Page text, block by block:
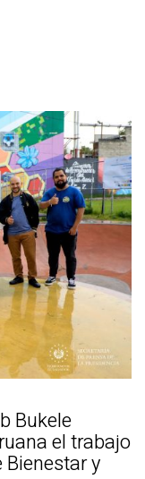
Bukele
el trabajo
y